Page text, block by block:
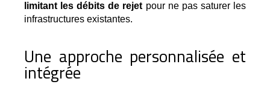
limitant les débits de rejet pour ne pas saturer les
infrastructures existantes.
Une approche personnalisée et
intégrée